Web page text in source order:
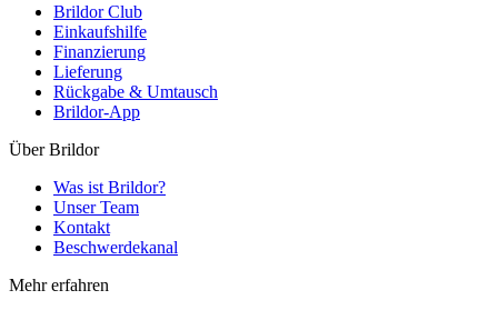
Brildor Club
Einkaufshilfe
Finanzierung
Lieferung
Rückgabe & Umtausch
Brildor-App
Über Brildor
Was ist Brildor?
Unser Team
Kontakt
Beschwerdekanal
Mehr erfahren